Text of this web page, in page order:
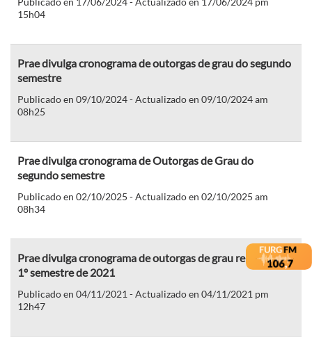
15h04
Prae divulga cronograma de outorgas de grau do segundo
semestre
Publicado en 09/10/2024 - Actualizado en 09/10/2024 am
08h25
Prae divulga cronograma de Outorgas de Grau do
segundo semestre
Publicado en 02/10/2025 - Actualizado en 02/10/2025 am
08h34
Prae divulga cronograma de outorgas de grau relativo ao
1º semestre de 2021
Publicado en 04/11/2021 - Actualizado en 04/11/2021 pm
12h47